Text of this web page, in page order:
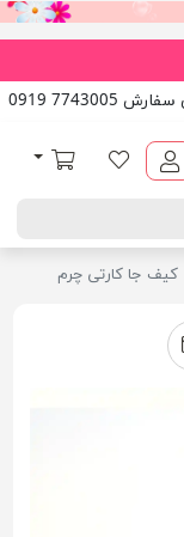
0919
لیست مورد علاقه
سبد خرید
کیف جا کارتی چرم
مقایسه
پیشنهاد به دوست